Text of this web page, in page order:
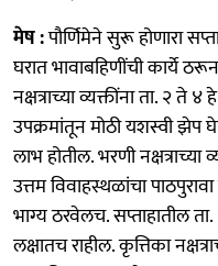
मेष :पौर्णिमेने सुरू होणारा
घरात भावाबहिणींची कार्ये
नक्षत्राच्या व्यक्तींना ता. २ ते
उपक्रमांतून मोठी यशस्वी झेप
लाभ होतील. भरणी
उत्तम विवाहस्थळांचा
भाग्य ठरवेलच. सप्ताहातील
लक्षातच राहील. कृत्तिका